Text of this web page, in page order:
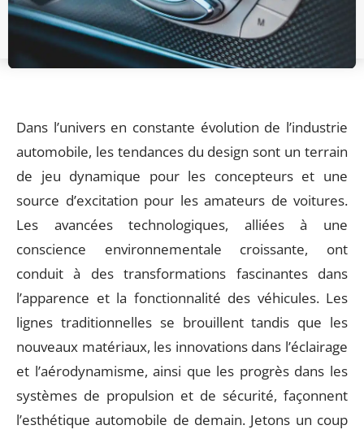
Dans l’univers en constante évolution de l’industrie
automobile, les tendances du design sont un terrain
de jeu dynamique pour les concepteurs et une
source d’excitation pour les amateurs de voitures.
Les avancées technologiques, alliées à une
conscience environnementale croissante, ont
conduit à des transformations fascinantes dans
l’apparence et la fonctionnalité des véhicules. Les
lignes traditionnelles se brouillent tandis que les
nouveaux matériaux, les innovations dans l’éclairage
et l’aérodynamisme, ainsi que les progrès dans les
systèmes de propulsion et de sécurité, façonnent
l’esthétique automobile de demain. Jetons un coup